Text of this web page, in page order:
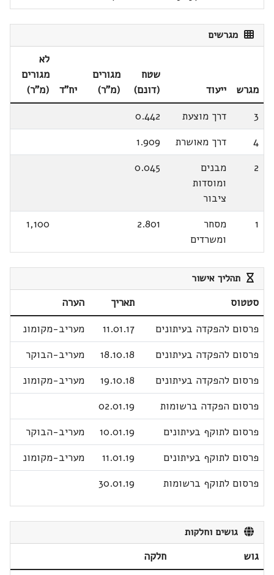
מגרשים
מגרש ייעוד
שטח
(דונם)
מגורים
(מ"ר)
יח"ד
לא
מגורים
(מ"ר)
3
דרך מוצעת
0.442
4
דרך מאושרת
1.909
2
מבנים
ומוסדות
ציבור
0.045
1
מסחר
ומשרדים
2.801
1,100
תהליך אישור
סטטוס תאריך
הערה
פרסום להפקדה בעיתונים
11.01.17
מעריב-מקומונ
פרסום להפקדה בעיתונים
18.10.18
מעריב-הבוקר
פרסום להפקדה בעיתונים
19.10.18
מעריב-מקומונ
פרסום הפקדה ברשומות
02.01.19
פרסום לתוקף בעיתונים
10.01.19
מעריב-הבוקר
פרסום לתוקף בעיתונים
11.01.19
מעריב-מקומונ
פרסום לתוקף ברשומות
30.01.19
גושים וחלקות
גוש
חלקה